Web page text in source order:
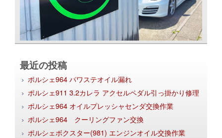
最近の投稿
ポルシェ964 パワステオイル漏れ
ポルシェ911 3.2カレラ アクセルペダル引っ掛かり修理
ポルシェ964 オイルプレッシャセンダ交換作業
ポルシェ964 クーリングファン交換
ポルシェボクスター(981) エンジンオイル交換作業